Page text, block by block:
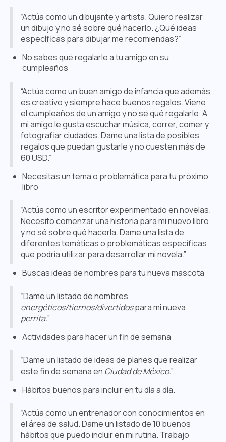
“Actúa como un dibujante y artista. Quiero realizar
un dibujo y no sé sobre qué hacerlo. ¿Qué ideas
específicas para dibujar me recomiendas?”
No sabes qué regalarle a tu amigo en su
cumpleaños
“Actúa como un buen amigo de infancia que además
es creativo y siempre hace buenos regalos. Viene
el cumpleaños de un amigo y no sé qué regalarle. A
mi amigo le gusta escuchar música, correr, comer y
fotografiar ciudades. Dame una lista de posibles
regalos que puedan gustarle y no cuesten más de
60 USD.”
Necesitas un tema o problemática para tu próximo
libro
“Actúa como un escritor experimentado en novelas.
Necesito comenzar una historia para mi nuevo libro
y no sé sobre qué hacerla. Dame una lista de
diferentes temáticas o problemáticas específicas
que podría utilizar para desarrollar mi novela.”
Buscas ideas de nombres para tu nueva mascota
“Dame un listado de nombres
energéticos/tiernos/divertidospara mi nueva
perrita.”
Actividades para hacer un fin de semana
“Dame un listado de ideas de planes que realizar
este fin de semana en Ciudad de México.”
Hábitos buenos para incluir en tu día a día.
“Actúa como un entrenador con conocimientos en
el área de salud. Dame un listado de 10 buenos
hábitos que puedo incluir en mi rutina. Trabajo